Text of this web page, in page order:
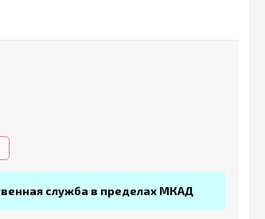
служба в пределах МКАД